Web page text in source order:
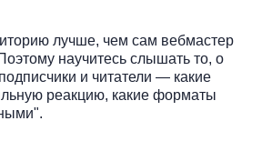
лучше, чем сам вебмастер
научитесь слышать то, о
и читатели — какие
реакцию, какие форматы